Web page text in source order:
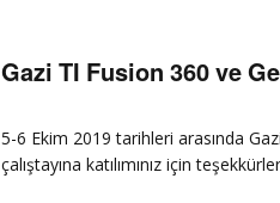
Gazi TI Fusion 360 ve
5-6 Ekim 2019 tarihleri arasında
çalıştayına katılımınız için